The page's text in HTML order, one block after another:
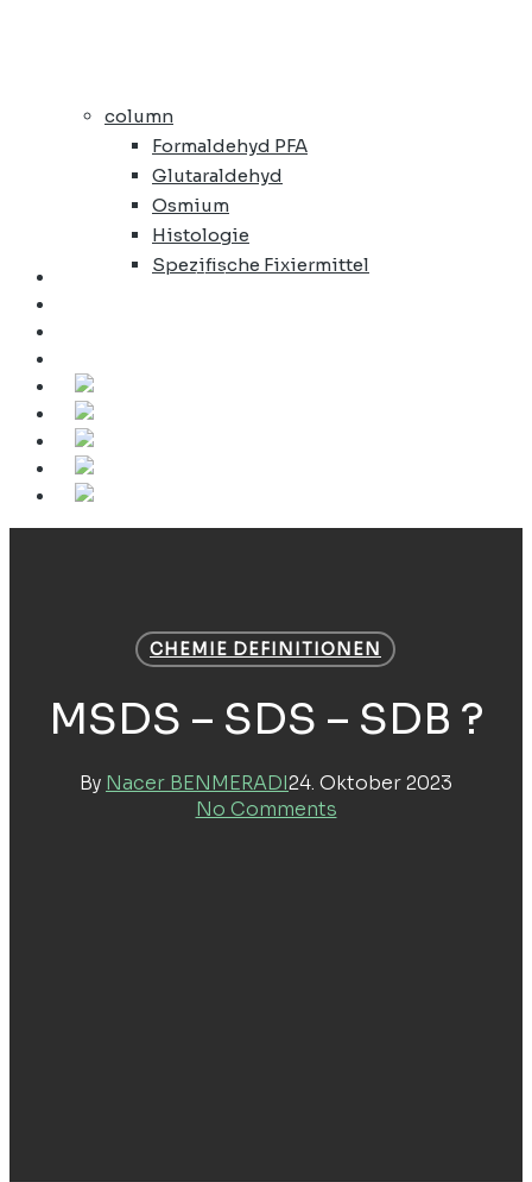
column
Formaldehyd PFA
Glutaraldehyd
Osmium
Histologie
Spezifische Fixiermittel
EM-Färbemittel
CHEMIE DEFINITIONEN
MSDS – SDS – SDB ?
By Nacer BENMERADI24. Oktober 2023
No Comments